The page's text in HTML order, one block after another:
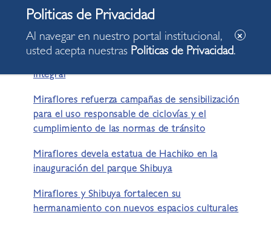
MÁS NOTICIAS:
Miraflores dio inicio al Mes de las Personas
integral
Miraflores refuerza campañas de sensibilización
para el uso responsable de ciclovías y el
cumplimiento de las normas de tránsito
Miraflores devela estatua de Hachiko en la
inauguración del parque Shibuya
Miraflores y Shibuya fortalecen su
hermanamiento con nuevos espacios culturales
Al navegar en nuestro portal institucional,
usted acepta nuestras Politicas de Privacidad.